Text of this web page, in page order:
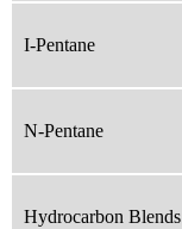
I-Pentane
N-Pentane
Hydrocarbon Blends